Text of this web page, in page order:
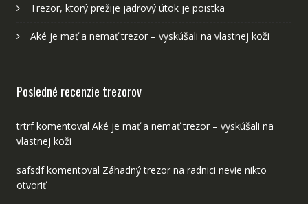
Trezor, ktorý prežije jadrový útok je poistka
Aké je mať a nemať trezor – vyskúšali na vlastnej koži
Posledné recenzie trezorov
trtrfkomentoval Aké je mať a nemať trezor – vyskúšali na
vlastnej koži
safsdfkomentoval Záhadný trezor na radnici nevie nikto
otvoriť